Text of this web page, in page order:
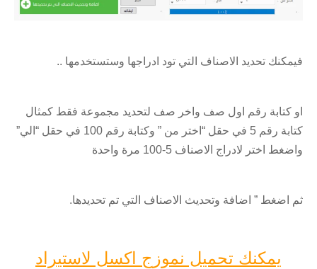
فيمكنك تحديد الاصناف التي تود ادراجها وستستخدمها ..
او كتابة رقم اول صف واخر صف لتحديد مجموعة فقط كمثال
كتابة رقم 5 في حقل “اختر من ” وكتابة رقم 100 في حقل “الي”
واضغط اختر لادراج الاصناف 5-100 مرة واحدة
ثم اضغط ” اضافة وتحديث الاصناف التي تم تحديدها.
يمكنك تحميل نموزج اكسل لاستيراد